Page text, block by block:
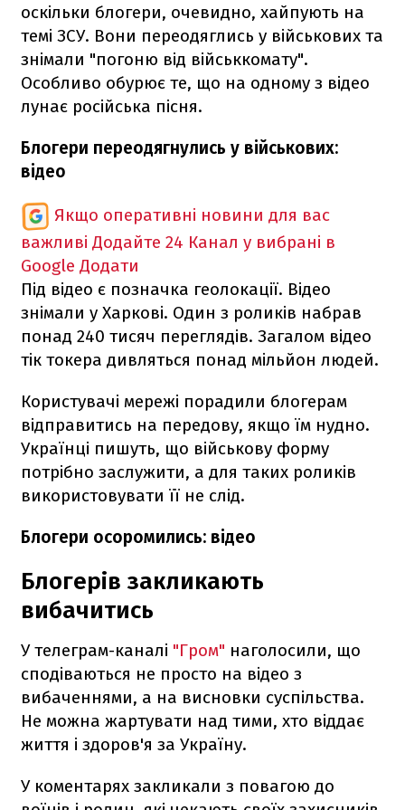
оскільки блогери, очевидно, хайпують на
темі ЗСУ. Вони переодяглись у військових та
знімали "погоню від військкомату".
Особливо обурює те, що на одному з відео
лунає російська пісня.
Блогери переодягнулись у військових:
відео
Якщо оперативні новини для вас
важливі Додайте 24 Канал у вибрані в
Google Додати
Під відео є позначка геолокації. Відео
знімали у Харкові. Один з роликів набрав
понад 240 тисяч переглядів. Загалом відео
тік токера дивляться понад мільйон людей.
Користувачі мережі порадили блогерам
відправитись на передову, якщо їм нудно.
Українці пишуть, що військову форму
потрібно заслужити, а для таких роликів
використовувати її не слід.
Блогери осоромились: відео
Блогерів закликають
вибачитись
У телеграм-каналі "Гром" наголосили, що
сподіваються не просто на відео з
вибаченнями, а на висновки суспільства.
Не можна жартувати над тими, хто віддає
життя і здоров'я за Україну.
У коментарях закликали з повагою до